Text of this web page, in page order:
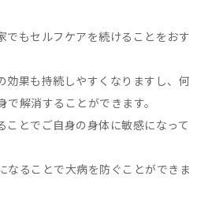
でもセルフケアを続けることをおす
効果も持続しやすくなりますし、何
解消することができます。
ことでご自身の身体に敏感になって
なることで大病を防ぐことができま